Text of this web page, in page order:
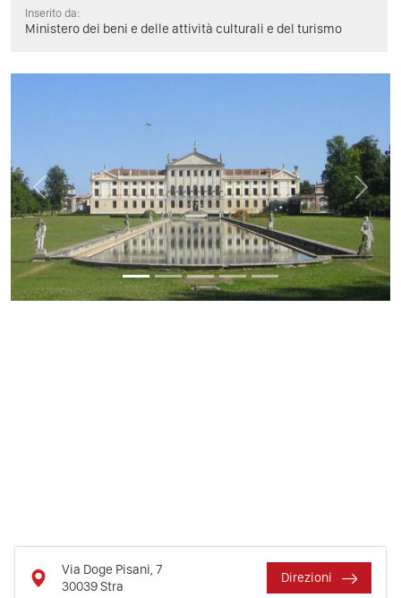
Inserito da:
Ministero dei beni e delle attività culturali e del turismo
Previous Next
Via Doge Pisani, 7
30039Stra
Direzioni